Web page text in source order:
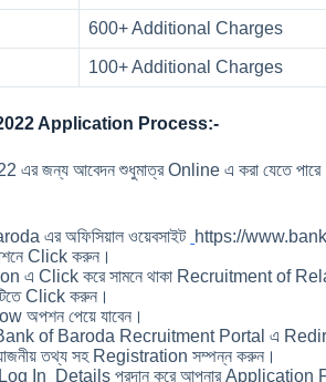
600+ Additional Charges
100+ Additional Charges
Application Process:-
জন্য আবেদন শুধুমাত্র Online এ করা যেতে
এর অফিসিয়াল ওয়েবসাইট https://
Click করুন।
এ Click করে সামনে থাকা Recruitment of
Click করুন।
অপশন পেয়ে যাবেন।
of Baroda Recruitment Portal এ
তথ্য সহ Registration সম্পন্ন করুন।
Log In Details প্রদান করে আপনার